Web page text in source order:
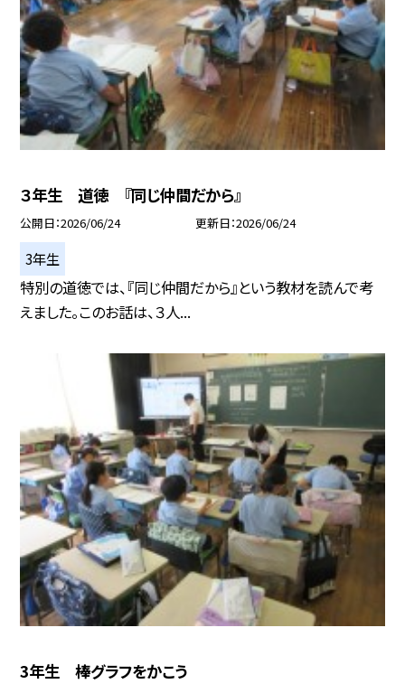
３年生 道徳 『同じ仲間だから』
公開日 2026/06/24 更新日 2026/06/24
3年生
特別の道徳では、『同じ仲間だから』という教材を読んで考
えました。このお話は、３人...
3年生 棒グラフをかこう